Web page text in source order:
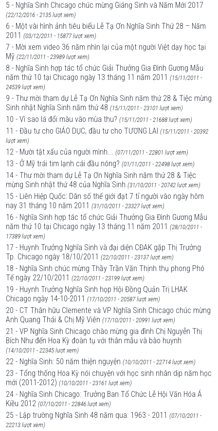
5 - Nghĩa Sinh Chicago chúc mừng Giáng Sinh và Năm Mới 2017
(22/12/2016 - 2135 lượt xem)
6 - Một vài hình ảnh tiêu biểu Lễ Tạ Ơn Nghĩa Sinh Thứ 28 – Năm
2011 (03/12/2011 - 15877 lượt xem)
7 - Mời xem video 36 năm nhìn lại của một người Việt dạy học tại
Mỹ (22/11/2011 - 23989 lượt xem)
8 - Nghĩa Sinh hợp tác tổ chức Giải Thưởng Gia Đình Gương Mẫu
năm thứ 10 tại Chicago ngày 13 tháng 11 năm 2011 (15/11/2011 -
24539 lượt xem)
9 - Thư mời tham dự Lễ Tạ Ơn Nghĩa Sinh năm thứ 28 & Tiệc mừng
Sinh nhật Nghĩa Sinh năm thứ 48 (15/11/2011 - 23101 lượt xem)
10 - Vì sao lá đổi màu vào mùa thu? (15/11/2011 - 21688 lượt xem)
11 - Đầu tư cho GIÁO DỤC, đầu tư cho TƯƠNG LAI (15/11/2011 - 20392
lượt xem)
12 - Mười tật xấu của người mình... (07/11/2011 - 22801 lượt xem)
13 - Ở Mỹ trái tim lạnh cái đầu nóng? (01/11/2011 - 22498 lượt xem)
14 - Thư mời tham dự Lễ Tạ Ơn Nghĩa Sinh năm thứ 28 & Tiệc
mừng Sinh nhật thứ 48 của Nghĩa Sinh (31/10/2011 - 20742 lượt xem)
15 - Liên Hiệp Quốc: Dân số thế giới đạt 7 tỉ người vào ngày hôm
nay 31 tháng 10 năm 2011 (31/10/2011 - 23327 lượt xem)
16 - Nghĩa Sinh hợp tác tổ chức Giải Thưởng Gia Đình Gương Mẫu
năm thứ 10 tại Chicago ngày 13 tháng 11 năm 2011 (28/10/2011 -
17389 lượt xem)
17 - Huynh Trưởng Nghĩa Sinh và đại diện CĐAK gặp Thị Trưởng
Tp. Chicago ngày 18/10/2011 (22/10/2011 - 23137 lượt xem)
18 - Nghĩa Sinh chúc mừng Thầy Trần Văn Thịnh thụ phong Phó
Tế ngày 22/10/2011 (22/10/2011 - 23199 lượt xem)
19 - Huynh Trưởng Nghĩa Sinh họp Hội Đồng Quản Trị LHAK
Chicago ngày 14-10-2011 (17/10/2011 - 20587 lượt xem)
20 - CT Thân hữu Clemente và VP Nghĩa Sinh Chicago chúc mừng
Anh Quang Thái & Chị Mỹ Viên (17/10/2011 - 20991 lượt xem)
21 - VP Nghĩa Sinh Chicago chào mừng gia đình Chị Nguyễn Thị
Bích Như đến Hoa Kỳ đoàn tụ với thân mẫu và bào huynh
(14/10/2011 - 22345 lượt xem)
22 - Nghĩa Sinh: 50 năm thiện nguyện (10/10/2011 - 22714 lượt xem)
23 - Tổng thống Hoa Kỳ nói chuyện với học sinh nhân dịp năm học
mới (2011-2012) (10/10/2011 - 23161 lượt xem)
24 - Nghĩa Sinh Chicago: Trưởng Ban Tổ Chức Lễ Hội Văn Hóa Á
Kiều 2012 (07/10/2011 - 22846 lượt xem)
25 - Lập trường Nghĩa Sinh 48 năm qua: 1963 - 2011 (07/10/2011 -
22213 lượt xem)